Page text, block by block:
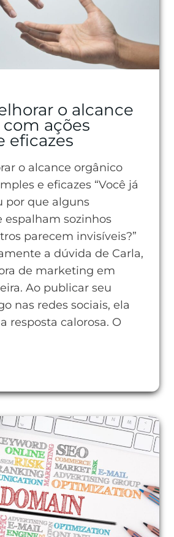
o alcance
ações
eficazes
o alcance orgânico
e eficazes “Você já
por que alguns
espalham sozinhos
parecem invisíveis?”
a dúvida de Carla,
de marketing em
Ao publicar seu
nas redes sociais, ela
resposta calorosa. O